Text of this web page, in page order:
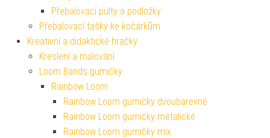
Přebalovací pulty a podložky
Přebalovací tašky ke kočárkům
Kreativní a didaktické hračky
Kreslení a malování
Loom Bands gumičky
Rainbow Loom
Rainbow Loom gumičky dvoubarevné
Rainbow Loom gumičky metalické
Rainbow Loom gumičky mix